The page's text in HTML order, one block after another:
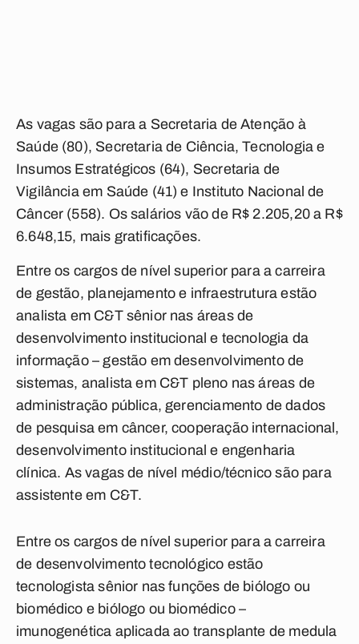
As vagas são para a Secretaria de Atenção à
Saúde (80), Secretaria de Ciência, Tecnologia e
Insumos Estratégicos (64), Secretaria de
Vigilância em Saúde (41) e Instituto Nacional de
Câncer (558). Os salários vão de R$ 2.205,20 a R$
6.648,15, mais gratificações.
Entre os cargos de nível superior para a carreira
de gestão, planejamento e infraestrutura estão
analista em C&T sênior nas áreas de
desenvolvimento institucional e tecnologia da
informação – gestão em desenvolvimento de
sistemas, analista em C&T pleno nas áreas de
administração pública, gerenciamento de dados
de pesquisa em câncer, cooperação internacional,
desenvolvimento institucional e engenharia
clínica. As vagas de nível médio/técnico são para
assistente em C&T.
Entre os cargos de nível superior para a carreira
de desenvolvimento tecnológico estão
tecnologista sênior nas funções de biólogo ou
biomédico e biólogo ou biomédico –
imunogenética aplicada ao transplante de medula